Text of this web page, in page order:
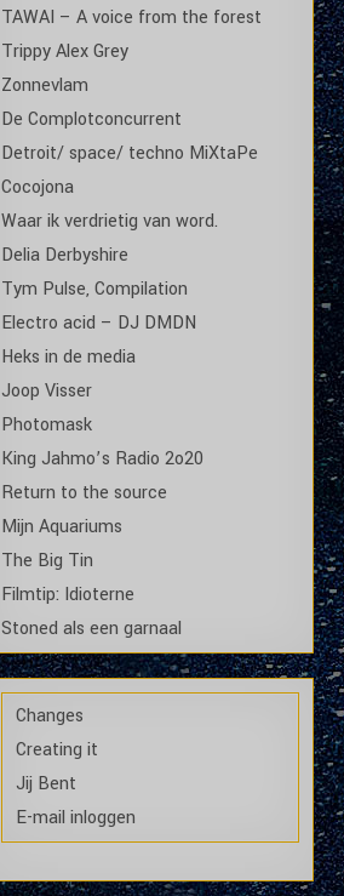
TAWAI – A voice from the forest
Trippy Alex Grey
Zonnevlam
De Complotconcurrent
Detroit/ space/ techno MiXtaPe
Cocojona
Waar ik verdrietig van word.
Delia Derbyshire
Tym Pulse, Compilation
Electro acid – DJ DMDN
Heks in de media
Joop Visser
Photomask
King Jahmo’s Radio 2o20
Return to the source
Mijn Aquariums
The Big Tin
Filmtip: Idioterne
Stoned als een garnaal
Changes
Creating it
Jij Bent
E-mail inloggen